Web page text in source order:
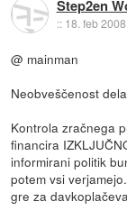
Step2en
:: 18. feb
@ mainman
Neobveščenost
Kontrola zračnega
financira
informirani politik
potem vsi
gre za